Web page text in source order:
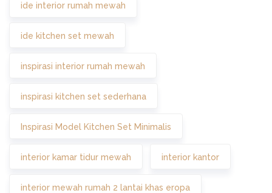
ide interior rumah mewah
ide kitchen set mewah
inspirasi interior rumah mewah
inspirasi kitchen set sederhana
Inspirasi Model Kitchen Set Minimalis
interior kamar tidur mewah interior kantor
interior mewah rumah 2 lantai khas eropa